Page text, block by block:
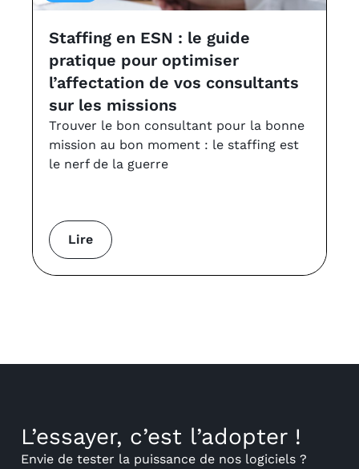
Lire
Staffing en ESN : le guide
pratique pour optimiser
l’affectation de vos consultants
sur les missions
Trouver le bon consultant pour la bonne
mission au bon moment : le staffing est
le nerf de la guerre
L’essayer, c’est l’adopter !
Envie de tester la puissance de nos logiciels ?